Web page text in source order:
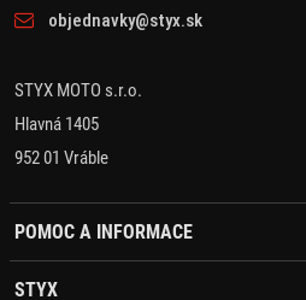
objednavky@styx.sk
STYX MOTO s.r.o.
Hlavná 1405
952 01 Vráble
POMOC A INFORMACE
STYX